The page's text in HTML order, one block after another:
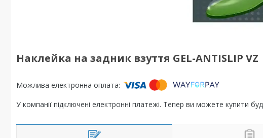
Наклейка на задник взуття GEL-ANTISLIP VZ
У компанії підключені електронні платежі. Тепер ви можете купити